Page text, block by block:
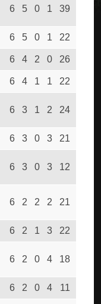
6 5 0 1 39
6 5 0 1 22
6 4 2 0 26
6 4 1 1 22
6 3 1 2 24
6 3 0 3 21
6 3 0 3 12
6 2 2 2 21
6 2 1 3 22
6 2 0 4 18
6 2 0 4 11